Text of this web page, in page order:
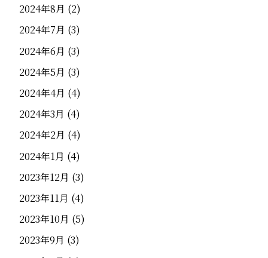
2024年8月 (2)
2024年7月 (3)
2024年6月 (3)
2024年5月 (3)
2024年4月 (4)
2024年3月 (4)
2024年2月 (4)
2024年1月 (4)
2023年12月 (3)
2023年11月 (4)
2023年10月 (5)
2023年9月 (3)